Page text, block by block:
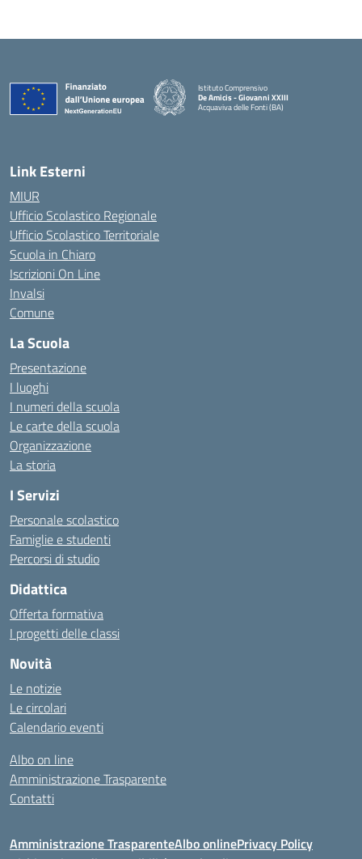
Istituto Comprensivo
De Amicis - Giovanni XXIII
Acquaviva delle Fonti (BA)
— Visita la pagina iniziale della scuola
Link Esterni
MIUR
Ufficio Scolastico Regionale
Ufficio Scolastico Territoriale
Scuola in Chiaro
Iscrizioni On Line
Invalsi
Comune
La Scuola
Presentazione
I luoghi
I numeri della scuola
Le carte della scuola
Organizzazione
La storia
I Servizi
Personale scolastico
Famiglie e studenti
Percorsi di studio
Didattica
Offerta formativa
I progetti delle classi
Novità
Le notizie
Le circolari
Calendario eventi
Albo on line
Amministrazione Trasparente
Contatti
Amministrazione TrasparenteAlbo onlinePrivacy Policy